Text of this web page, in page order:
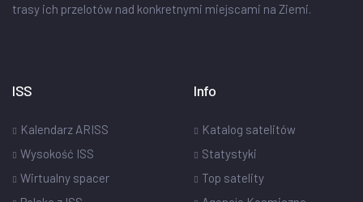
trasy ich przelotów nad konkretnymi miejscami na Ziemi.
ISS
Kalendarz ARISS
Wysokość ISS
Wirtualny spacer
Info
Katalog satelitów
Statystyki
Top satelity